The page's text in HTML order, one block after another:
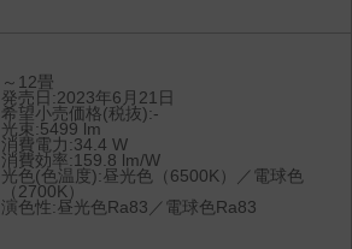
～12畳
発売日:2023年6月21日
希望小売価格(税抜):-
光束:5499 lm
消費電力:34.4 W
消費効率:159.8 lm/W
光色(色温度):昼光色（6500K）／電球色
（2700K）
演色性:昼光色Ra83／電球色Ra83